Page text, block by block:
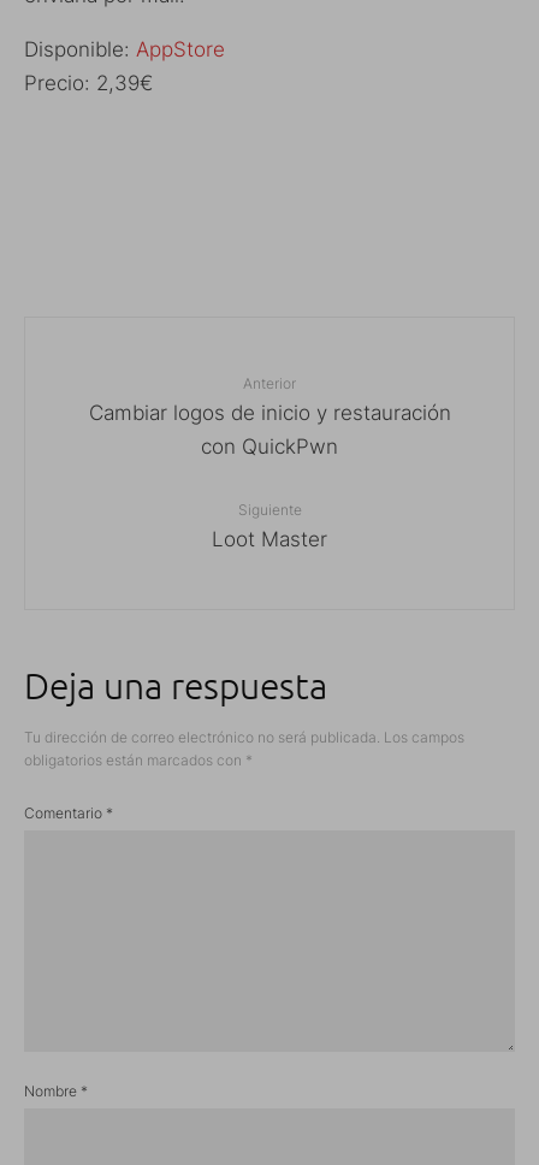
Disponible: AppStore
Precio: 2,39€
Anterior
Cambiar logos de inicio y restauración
con QuickPwn
Siguiente
Loot Master
Deja una respuesta
Tu dirección de correo electrónico no será publicada. Los campos
obligatorios están marcados con *
Comentario *
Nombre *